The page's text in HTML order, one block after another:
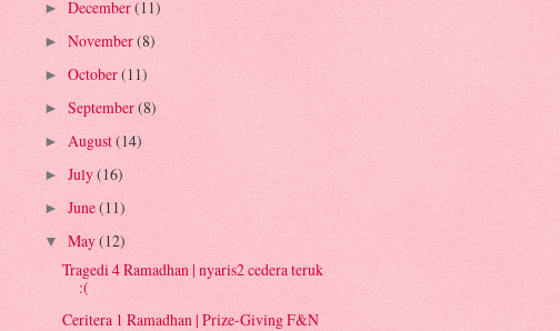
► December(11)
► November(8)
► October(11)
► September(8)
► August(14)
► July(16)
► June(11)
▼ May(12)
Tragedi 4 Ramadhan | nyaris2 cedera teruk
:(
Ceritera 1 Ramadhan | Prize-Giving F&N